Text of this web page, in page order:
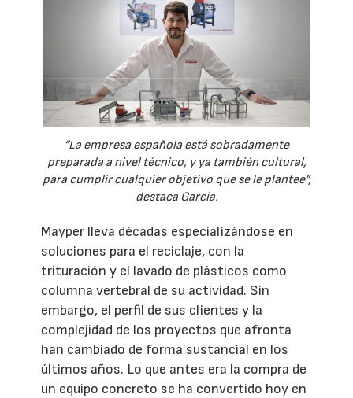
“La empresa española está sobradamente
preparada a nivel técnico, y ya también cultural,
para cumplir cualquier objetivo que se le plantee”,
destaca García.
Mayper lleva décadas especializándose en
soluciones para el reciclaje, con la
trituración y el lavado de plásticos como
columna vertebral de su actividad. Sin
embargo, el perfil de sus clientes y la
complejidad de los proyectos que afronta
han cambiado de forma sustancial en los
últimos años. Lo que antes era la compra de
un equipo concreto se ha convertido hoy en